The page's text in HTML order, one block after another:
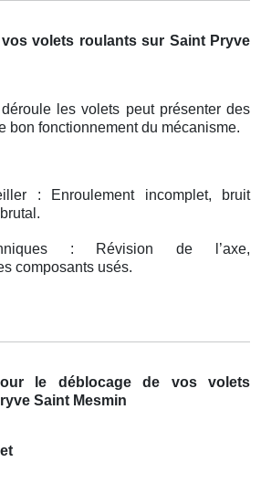
volets roulants sur Saint Pryve
les volets peut présenter des
bon fonctionnement du mécanisme.
: Enroulement incomplet, bruit
: Révision de l’axe,
composants usés.
le déblocage de vos volets
Saint Mesmin